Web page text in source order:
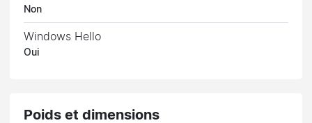
Non
Windows Hello
Oui
Poids et dimensions